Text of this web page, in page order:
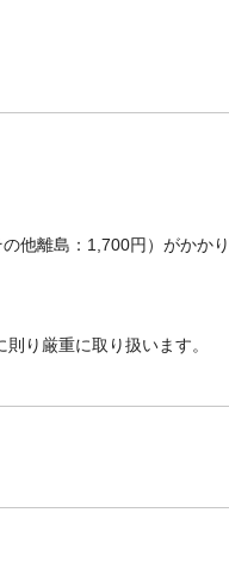
他離島：1,700円）がかか
り厳重に取り扱います。